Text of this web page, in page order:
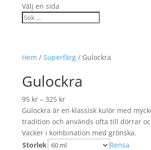
Välj en sida
Hem / Superfärg/ Gulockra
Gulockra
95 kr– 325 kr
Gulockra är en klassisk kulör med
tradition och används ofta till dörrar
Vacker i kombination med grönska.
Storlek
Rensa